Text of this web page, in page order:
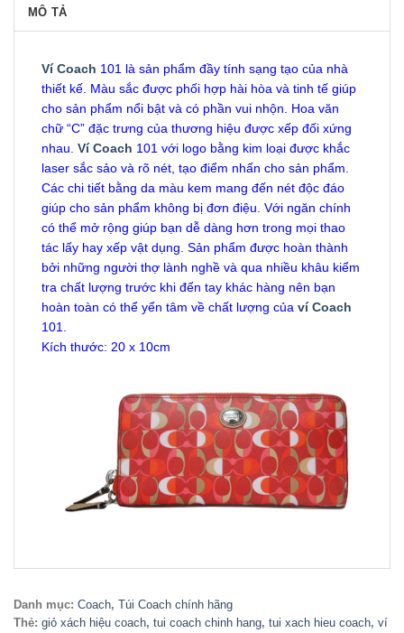
MÔ TẢ
Ví Coach 101 là sản phẩm đầy tính sạng tạo của nhà
thiết kế. Màu sắc được phối hợp hài hòa và tinh tế giúp
cho sản phẩm nổi bật và có phần vui nhộn. Hoa văn
chữ “C” đặc trưng của thương hiệu được xếp đối xứng
nhau. Ví Coach 101 với logo bằng kim loại được khắc
laser sắc sảo và rõ nét, tạo điểm nhấn cho sản phẩm.
Các chi tiết bằng da màu kem mang đến nét độc đáo
giúp cho sản phẩm không bị đơn điệu. Với ngăn chính
có thể mở rộng giúp bạn dễ dàng hơn trong mọi thao
tác lấy hay xếp vật dụng. Sản phẩm được hoàn thành
bởi những người thợ lành nghề và qua nhiều khâu kiểm
tra chất lượng trước khi đến tay khác hàng nên bạn
hoàn toàn có thể yển tâm về chất lượng của ví Coach
101.
Kích thước: 20 x 10cm
Danh mục: Coach, Túi Coach chính hãng
Thẻ: giỏ xách hiệu coach, tui coach chinh hang, tui xach hieu coach, ví